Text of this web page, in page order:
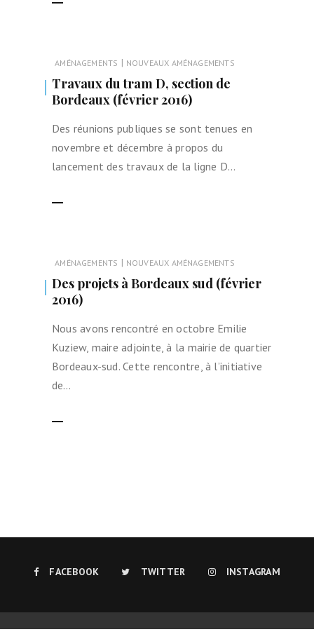
AMÉNAGEMENTS | NOUVEAUX AMÉNAGEMENTS
Travaux du tram D, section de
Bordeaux (février 2016)
Des réunions publiques se sont tenues en
novembre et décembre à propos du
lancement des travaux de la ligne D…
AMÉNAGEMENTS | NOUVEAUX AMÉNAGEMENTS
Des projets à Bordeaux sud (février
2016)
Nous avons rencontré en octobre Emilie
Kuziew, maire adjointe, à la mairie de quartier
Bordeaux-sud. Cette rencontre, à l’initiative
de…
FACEBOOK TWITTER INSTAGRAM